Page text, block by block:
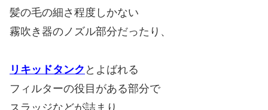
髪の毛の細さ程度しかない
霧吹き器のノズル部分だったり、
リキッドタンク とよばれる
フィルターの役目がある部分で